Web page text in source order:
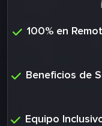
100% en
Beneficios de
Equipo